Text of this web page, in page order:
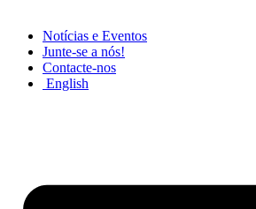
Notícias e Eventos
Junte-se a nós!
Contacte-nos
English